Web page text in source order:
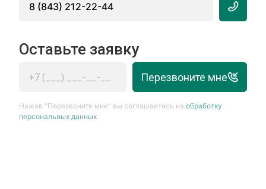
8 (843) 212-22-44
Оставьте заявку
Перезвоните мне
Нажав “Перезвоните мне” вы соглашаетесь наобработку
персональных данных